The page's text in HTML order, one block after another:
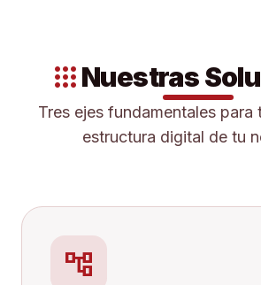
appsNuestras
Tres ejes fundamentales para
estructura digital de tu
account_tree